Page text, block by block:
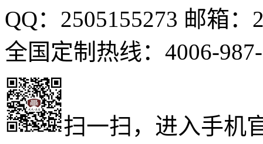
QQ：2505155273 邮箱：
全国定制热线：4006-
扫一扫，进入手机